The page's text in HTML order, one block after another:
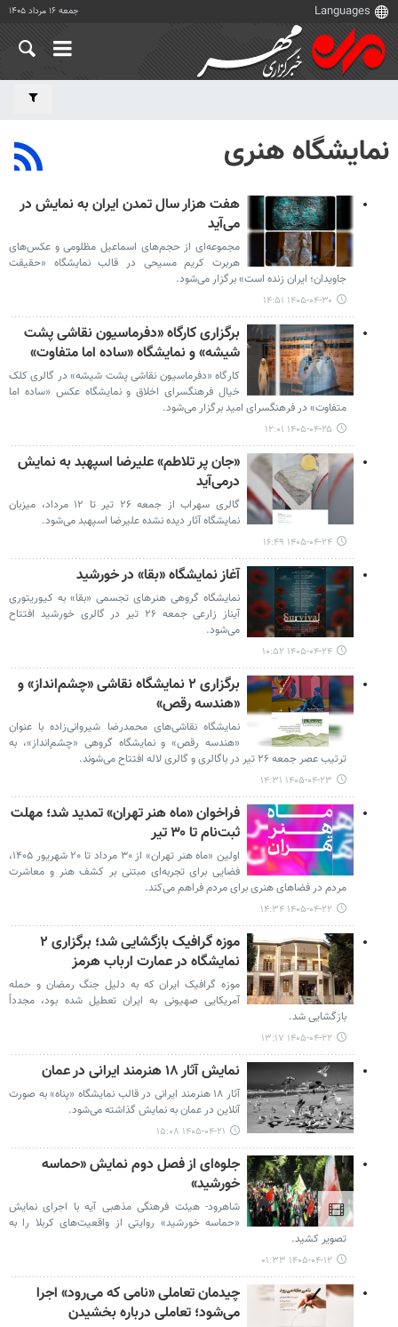
جمعه ۱۶ مرداد ۱۴۰۵
نمایشگاه هنری
هفت هزار سال تمدن ایران به نمایش در
می‌آید
مجموعه‌ای از حجم‌های اسماعیل مظلومی و عکس‌های
هربرت کریم مسیحی در قالب نمایشگاه «حقیقت
جاویدان؛ ایران زنده است» برگزار می‌شود.
۱۴۰۵-۰۴-۳۰ ۱۴:۵۱
برگزاری کارگاه «دفرماسیون نقاشی پشت
شیشه» و نمایشگاه «ساده اما متفاوت»
کارگاه «دفرماسیون نقاشی پشت شیشه» در گالری کلک
خیال فرهنگسرای اخلاق و نمایشگاه عکس «ساده اما
متفاوت» در فرهنگسرای امید برگزار می‌شود.
۱۴۰۵-۰۴-۲۵ ۱۲:۰۱
«جان پر تلاطم» علیرضا اسپهبد به نمایش
درمی‌آید
گالری سهراب از جمعه ۲۶ تیر تا ۱۲ مرداد، میزبان
نمایشگاه آثار دیده نشده علیرضا اسپهبد می‌شود.
۱۴۰۵-۰۴-۲۴ ۱۶:۴۹
آغاز نمایشگاه «بقا» در خورشید
نمایشگاه گروهی هنرهای تجسمی «بقا» به کیوریتوری
آیناز زارعی جمعه ۲۶ تیر در گالری خورشید افتتاح
می‌شود.
۱۴۰۵-۰۴-۲۴ ۱۰:۵۲
برگزاری ۲ نمایشگاه نقاشی «چشم‌انداز» و
«هندسه رقص»
نمایشگاه نقاشی‌های محمدرضا شیروانی‌زاده با عنوان
«هندسه رقص» و نمایشگاه گروهی «چشم‌انداز»، به
ترتیب عصر جمعه ۲۶ تیر در باگالری و گالری لاله افتتاح می‌شوند.
۱۴۰۵-۰۴-۲۳ ۱۴:۳۱
فراخوان «ماه هنر تهران» تمدید شد؛ مهلت
ثبت‌نام تا ۳۰ تیر
اولین «ماه هنر تهران» از ۳۰ مرداد تا ۲۰ شهریور ۱۴۰۵،
فضایی برای تجربه‌ای مبتنی بر کشف هنر و معاشرت
مردم در فضاهای هنری برای مردم فراهم می‌کند.
۱۴۰۵-۰۴-۲۲ ۱۴:۳۴
موزه گرافیک بازگشایی شد؛ برگزاری ۲
نمایشگاه در عمارت ارباب هرمز
موزه گرافیک ایران که به دلیل جنگ رمضان و حمله
آمریکایی صهیونی به ایران تعطیل شده بود، مجدداً
بازگشایی شد.
۱۴۰۵-۰۴-۲۲ ۱۳:۱۷
نمایش آثار ۱۸ هنرمند ایرانی در عمان
آثار ۱۸ هنرمند ایرانی در قالب نمایشگاه «پناه» به صورت
آنلاین در عمان به نمایش گذاشته می‌شود.
۱۴۰۵-۰۴-۲۱ ۱۵:۰۸
جلوه‌ای از فصل دوم نمایش «حماسه
خورشید»
شاهرود- هیئت فرهنگی مذهبی آیه با اجرای نمایش
«حماسه خورشید» روایتی از واقعیت‌های کربلا را به
تصویر کشید.
۱۴۰۵-۰۴-۱۲ ۰۱:۳۳
چیدمان تعاملی «نامی که می‌رود» اجرا
می‌شود؛ تعاملی درباره بخشیدن